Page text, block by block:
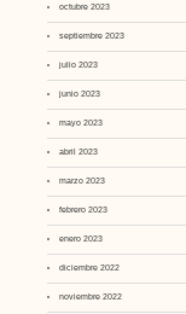
octubre 2023
septiembre 2023
julio 2023
junio 2023
mayo 2023
abril 2023
marzo 2023
febrero 2023
enero 2023
diciembre 2022
noviembre 2022